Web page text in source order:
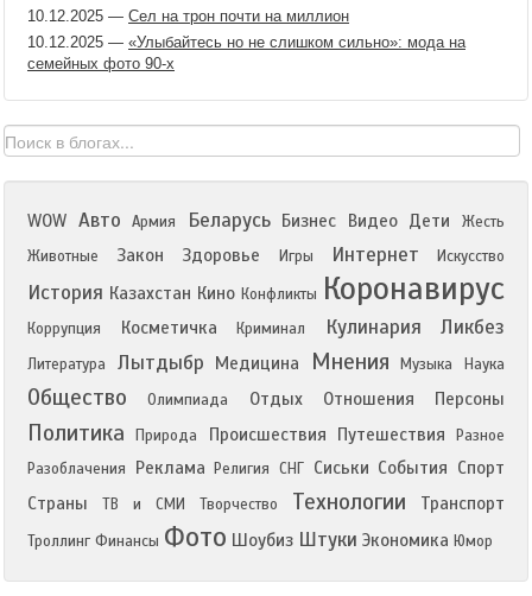
10.12.2025 — Сел на трон почти на миллион
10.12.2025 — «Улыбайтесь но не слишком сильно»: мода на
семейных фото 90-х
WOW Авто Армия Беларусь Бизнес Видео Дети
Жесть
Животные
Закон Здоровье Игры Интернет Искусство
История Казахстан Кино Конфликты Коронавирус
Коррупция Косметичка Криминал Кулинария Ликбез
Литература Лытдыбр Медицина Мнения Музыка Наука
Общество Олимпиада Отдых Отношения Персоны
Политика Природа Происшествия Путешествия
Разное
Разоблачения
Реклама Религия СНГ Сиськи События Спорт
Страны
ТВ и СМИ Творчество Технологии Транспорт
Троллинг Финансы Фото Шоубиз Штуки Экономика Юмор